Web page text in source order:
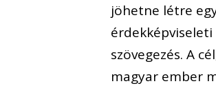
jöhetne létre
szövegezés. A
magyar ember